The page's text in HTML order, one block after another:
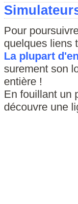
Pour
quelques liens
La plupart
surement son
entière !
En fouillant un
découvre une